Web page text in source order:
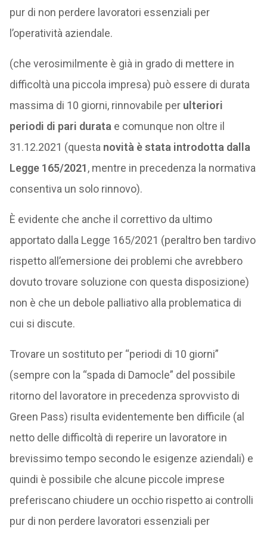
pur di non perdere lavoratori essenziali per
l’operatività aziendale.
(che verosimilmente è già in grado di mettere in
difficoltà una piccola impresa) può essere di durata
massima di 10 giorni, rinnovabile per ulteriori
periodi di pari durata e comunque non oltre il
31.12.2021 (questa novità è stata introdotta dalla
Legge 165/2021, mentre in precedenza la normativa
consentiva un solo rinnovo).
È evidente che anche il correttivo da ultimo
apportato dalla Legge 165/2021 (peraltro ben tardivo
rispetto all’emersione dei problemi che avrebbero
dovuto trovare soluzione con questa disposizione)
non è che un debole palliativo alla problematica di
cui si discute.
Trovare un sostituto per “periodi di 10 giorni”
(sempre con la “spada di Damocle” del possibile
ritorno del lavoratore in precedenza sprovvisto di
Green Pass) risulta evidentemente ben difficile (al
netto delle difficoltà di reperire un lavoratore in
brevissimo tempo secondo le esigenze aziendali) e
quindi è possibile che alcune piccole imprese
preferiscano chiudere un occhio rispetto ai controlli
pur di non perdere lavoratori essenziali per